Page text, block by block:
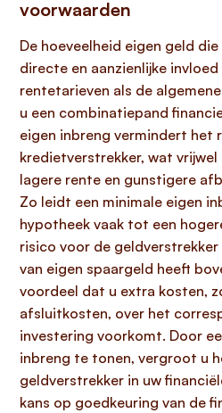
voorwaarden
De hoeveelheid eigen geld
directe en aanzienlijke
rentetarieven als de
u een combinatiepand
eigen inbreng vermindert het
kredietverstrekker, wat
lagere rente en gunstigere
Zo leidt een minimale eigen
hypotheek vaak tot een
risico voor de
van eigen spaargeld heeft
voordeel dat u extra kosten,
afsluitkosten, over het
investering voorkomt. Door
inbreng te tonen, vergroot u
geldverstrekker in uw
kans op goedkeuring van de